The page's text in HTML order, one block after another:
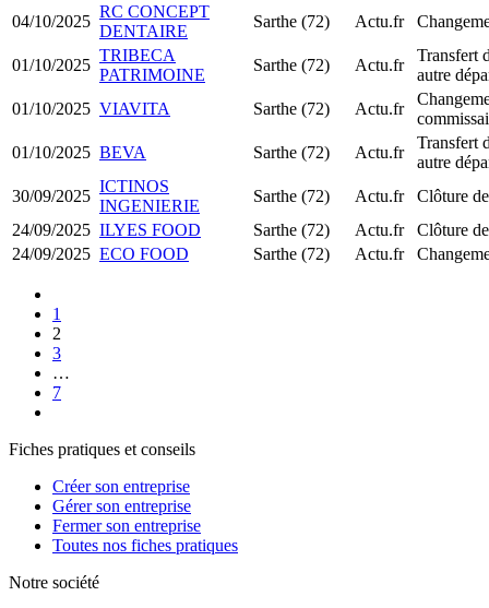
04/10/2025
RC CONCEPT
DENTAIRE
Sarthe (72) Actu.fr
01/10/2025
TRIBECA
PATRIMOINE
Sarthe (72) Actu.fr
Transfert
autre
01/10/2025 VIAVITA Sarthe (72) Actu.fr
01/10/2025 BEVA Sarthe (72) Actu.fr
Transfert
autre
30/09/2025
ICTINOS
INGENIERIE
Sarthe (72) Actu.fr
Clôture
24/09/2025 ILYES FOOD Sarthe (72) Actu.fr
Clôture
24/09/2025 ECO FOOD Sarthe (72) Actu.fr
1
2
3
…
7
Fiches pratiques et conseils
Créer son entreprise
Gérer son entreprise
Fermer son entreprise
Toutes nos fiches pratiques
Notre société